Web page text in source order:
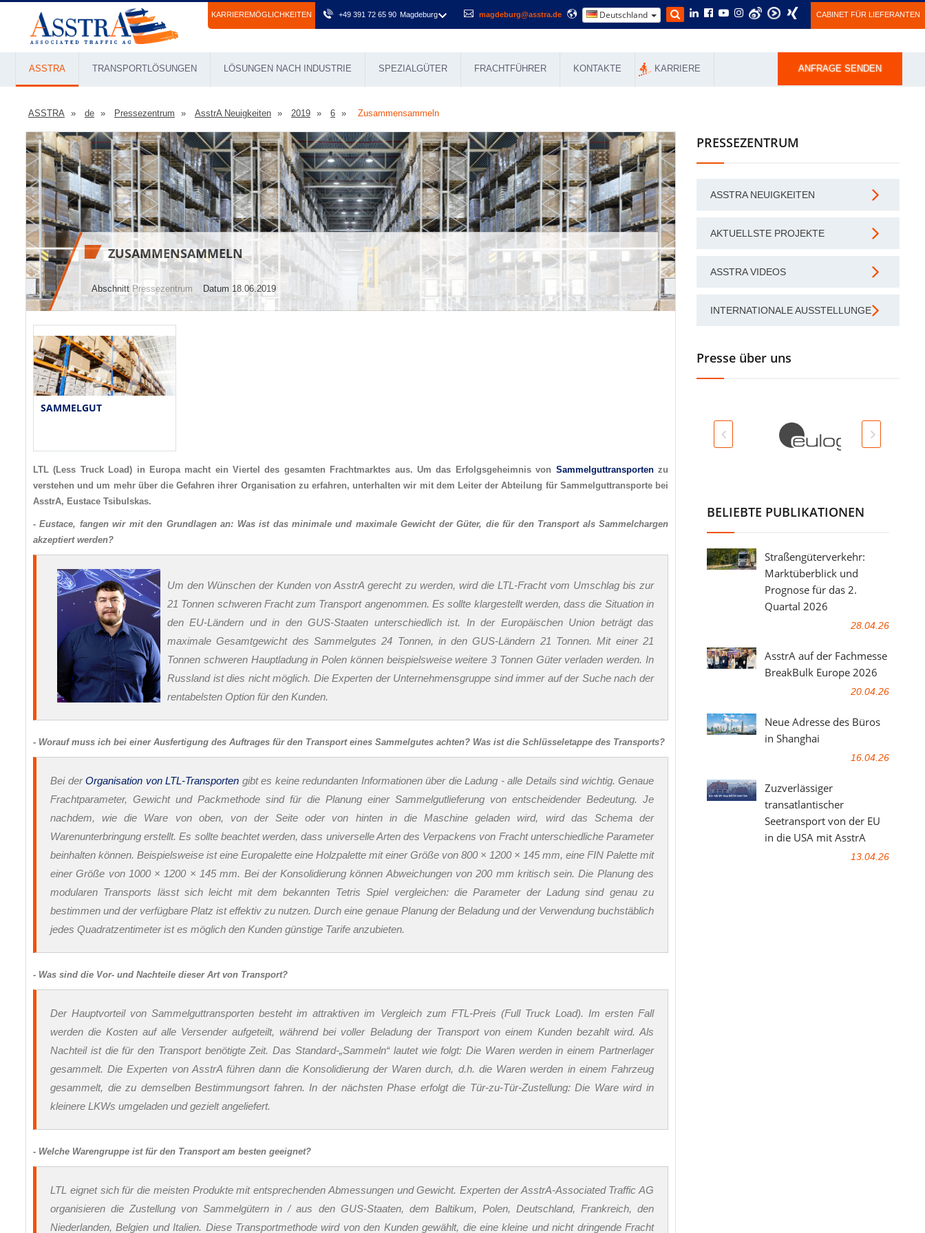
KARRIEREMÖGLICHKEITEN +49 391 72 65 90 Magdeburg magdeburg@asstra.de Deutschland CABINET FÜR LIEFERANTEN
ASSTRA TRANSPORTLÖSUNGEN LÖSUNGEN NACH INDUSTRIE SPEZIALGÜTER FRACHTFÜHRER KONTAKTE KARRIERE ANFRAGE SENDEN
ASSTRA de Pressezentrum AsstrA Neuigkeiten 2019 6 Zusammensammeln
ZUSAMMENSAMMELN
Abschnitt Pressezentrum Datum 18.06.2019
SAMMELGUT
LTL (Less Truck Load) in Europa macht ein Viertel des gesamten Frachtmarktes aus. Um das Erfolgsgeheimnis von Sammelguttransportenzu
verstehen und um mehr über die Gefahren ihrer Organisation zu erfahren, unterhalten wir mit dem Leiter der Abteilung für Sammelguttransporte bei
AsstrA, Eustace Tsibulskas.
- Eustace, fangen wir mit den Grundlagen an: Was ist das minimale und maximale Gewicht der Güter, die für den Transport als Sammelchargen
akzeptiert werden?
Um den Wünschen der Kunden von AsstrA gerecht zu werden, wird die LTL-Fracht vom Umschlag bis zur
21 Tonnen schweren Fracht zum Transport angenommen. Es sollte klargestellt werden, dass die Situation in
den EU-Ländern und in den GUS-Staaten unterschiedlich ist. In der Europäischen Union beträgt das
maximale Gesamtgewicht des Sammelgutes 24 Tonnen, in den GUS-Ländern 21 Tonnen. Mit einer 21
Tonnen schweren Hauptladung in Polen können beispielsweise weitere 3 Tonnen Güter verladen werden. In
Russland ist dies nicht möglich. Die Experten der Unternehmensgruppe sind immer auf der Suche nach der
rentabelsten Option für den Kunden.
- Worauf muss ich bei einer Ausfertigung des Auftrages für den Transport eines Sammelgutes achten? Was ist die Schlüsseletappe des Transports?
Bei derOrganisation von LTL-Transporten gibt es keine redundanten Informationen über die Ladung - alle Details sind wichtig. Genaue
Frachtparameter, Gewicht und Packmethode sind für die Planung einer Sammelgutlieferung von entscheidender Bedeutung. Je
nachdem, wie die Ware von oben, von der Seite oder von hinten in die Maschine geladen wird, wird das Schema der
Warenunterbringung erstellt. Es sollte beachtet werden, dass universelle Arten des Verpackens von Fracht unterschiedliche Parameter
beinhalten können. Beispielsweise ist eine Europalette eine Holzpalette mit einer Größe von 800 × 1200 × 145 mm, eine FIN Palette mit
einer Größe von 1000 × 1200 × 145 mm. Bei der Konsolidierung können Abweichungen von 200 mm kritisch sein. Die Planung des
modularen Transports lässt sich leicht mit dem bekannten Tetris Spiel vergleichen: die Parameter der Ladung sind genau zu
bestimmen und der verfügbare Platz ist effektiv zu nutzen. Durch eine genaue Planung der Beladung und der Verwendung buchstäblich
jedes Quadratzentimeter ist es möglich den Kunden günstige Tarife anzubieten.
- Was sind die Vor- und Nachteile dieser Art von Transport?
Der Hauptvorteil von Sammelguttransporten besteht im attraktiven im Vergleich zum FTL-Preis (Full Truck Load). Im ersten Fall
werden die Kosten auf alle Versender aufgeteilt, während bei voller Beladung der Transport von einem Kunden bezahlt wird. Als
Nachteil ist die für den Transport benötigte Zeit. Das Standard-„Sammeln“ lautet wie folgt: Die Waren werden in einem Partnerlager
gesammelt. Die Experten von AsstrA führen dann die Konsolidierung der Waren durch, d.h. die Waren werden in einem Fahrzeug
gesammelt, die zu demselben Bestimmungsort fahren. In der nächsten Phase erfolgt die Tür-zu-Tür-Zustellung: Die Ware wird in
kleinere LKWs umgeladen und gezielt angeliefert.
- Welche Warengruppe ist für den Transport am besten geeignet?
LTL eignet sich für die meisten Produkte mit entsprechenden Abmessungen und Gewicht. Experten der AsstrA-Associated Traffic AG
organisieren die Zustellung von Sammelgütern in / aus den GUS-Staaten, dem Baltikum, Polen, Deutschland, Frankreich, den
Niederlanden, Belgien und Italien. Diese Transportmethode wird von den Kunden gewählt, die eine kleine und nicht dringende Fracht
PRESSEZENTRUM
ASSTRA NEUIGKEITEN
AKTUELLSTE PROJEKTE
ASSTRA VIDEOS
INTERNATIONALE AUSSTELLUNGEN
Presse über uns
BELIEBTE PUBLIKATIONEN
Straßengüterverkehr:
Marktüberblick und
Prognose für das 2.
Quartal 2026
28.04.26
AsstrA auf der Fachmesse
BreakBulk Europe 2026
20.04.26
Neue Adresse des Büros
in Shanghai
16.04.26
Zuzverlässiger
transatlantischer
Seetransport von der EU
in die USA mit AsstrA
13.04.26